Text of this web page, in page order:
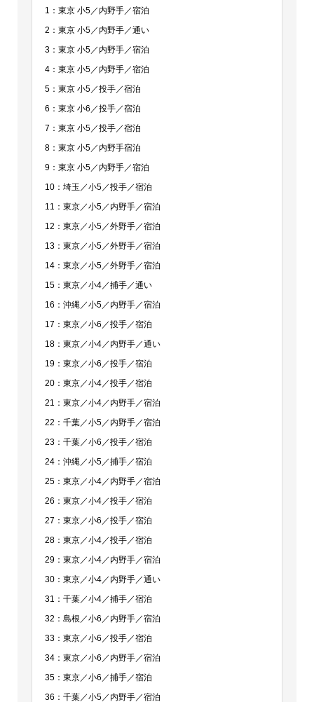
1：東京 小5／内野手／宿泊
2：東京 小5／内野手／通い
3：東京 小5／内野手／宿泊
4：東京 小5／内野手／宿泊
5：東京 小5／投手／宿泊
6：東京 小6／投手／宿泊
7：東京 小5／投手／宿泊
8：東京 小5／内野手宿泊
9：東京 小5／内野手／宿泊
10：埼玉／小5／投手／宿泊
11：東京／小5／内野手／宿泊
12：東京／小5／外野手／宿泊
13：東京／小5／外野手／宿泊
14：東京／小5／外野手／宿泊
15：東京／小4／捕手／通い
16：沖縄／小5／内野手／宿泊
17：東京／小6／投手／宿泊
18：東京／小4／内野手／通い
19：東京／小6／投手／宿泊
20：東京／小4／投手／宿泊
21：東京／小4／内野手／宿泊
22：千葉／小5／内野手／宿泊
23：千葉／小6／投手／宿泊
24：沖縄／小5／捕手／宿泊
25：東京／小4／内野手／宿泊
26：東京／小4／投手／宿泊
27：東京／小6／投手／宿泊
28：東京／小4／投手／宿泊
29：東京／小4／内野手／宿泊
30：東京／小4／内野手／通い
31：千葉／小4／捕手／宿泊
32：島根／小6／内野手／宿泊
33：東京／小6／投手／宿泊
34：東京／小6／内野手／宿泊
35：東京／小6／捕手／宿泊
36：千葉／小5／内野手／宿泊